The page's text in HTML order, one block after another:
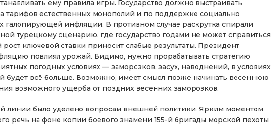
ему правила игры. Государство должно выстраивать
тарифов естественных монополий и по поддержке социально
галопирующей инфляции. В противном случае раскрутка спирали
турецкому сценарию, где государство годами не может справиться
ключевой ставки приносит слабые результаты. Президент
повлиял урожай. Видимо, нужно прорабатывать стратегию
погодных условиях — заморозков, засух, наводнений, в условиях
будет всё больше. Возможно, имеет смысл позже начинать весеннюю
возможного ущерба от поздних весенних заморозков.
линии было уделено вопросам внешней политики. Ярким моментом
речь на фоне копии боевого знамени 155-й бригады морской пехоты